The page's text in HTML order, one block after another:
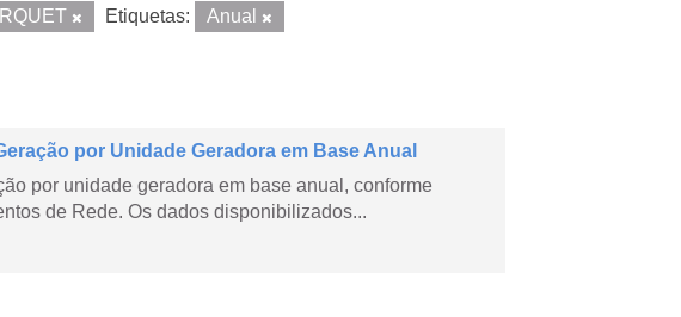
Etiquetas:
Anual
por Unidade Geradora em Base Anual
por unidade geradora em base anual, conforme
de Rede. Os dados disponibilizados...